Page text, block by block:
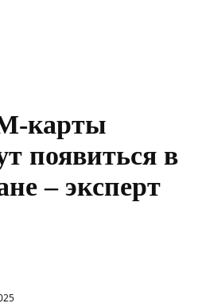
карты
появиться в
– эксперт